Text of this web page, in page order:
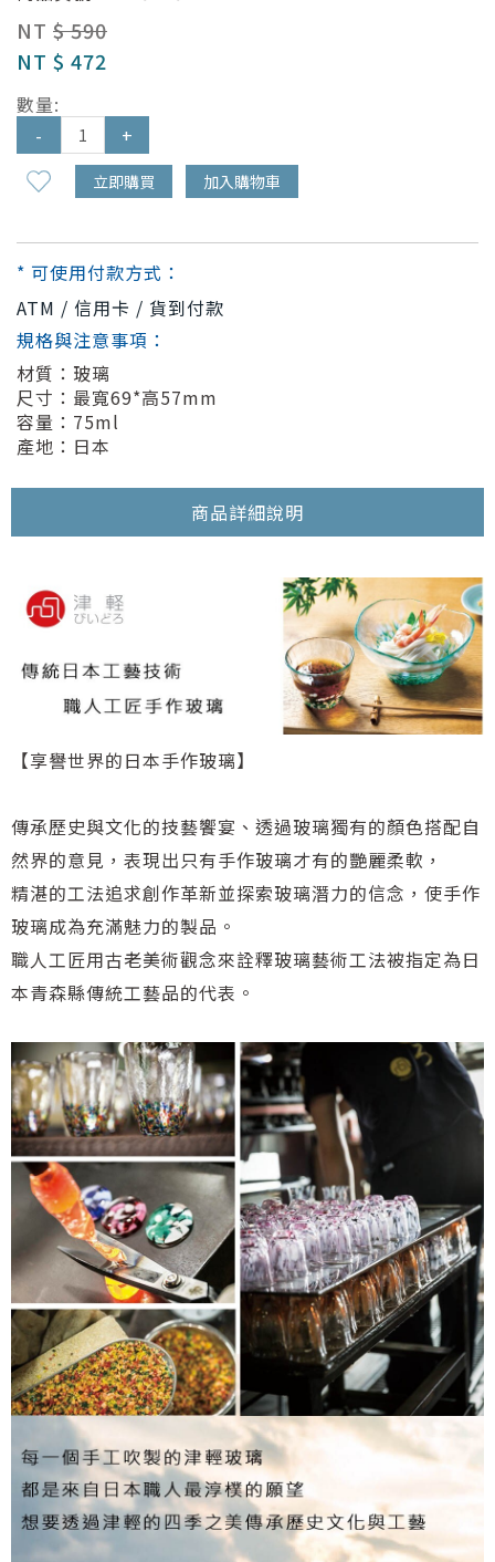
NT $ 590
NT $ 472
數量:
-
+
立即購買 加入購物車
* 可使用付款方式：
ATM / 信用卡 / 貨到付款
規格與注意事項：
材質：玻璃
尺寸：最寬69*高57mm
容量：75ml
產地：日本
商品詳細說明
【享譽世界的日本手作玻璃】
傳承歷史與文化的技藝饗宴、透過玻璃獨有的顏色搭配自
然界的意見，表現出只有手作玻璃才有的艷麗柔軟，
精湛的工法追求創作革新並探索玻璃潛力的信念，使手作
玻璃成為充滿魅力的製品。
職人工匠用古老美術觀念來詮釋玻璃藝術工法被指定為日
本青森縣傳統工藝品的代表。